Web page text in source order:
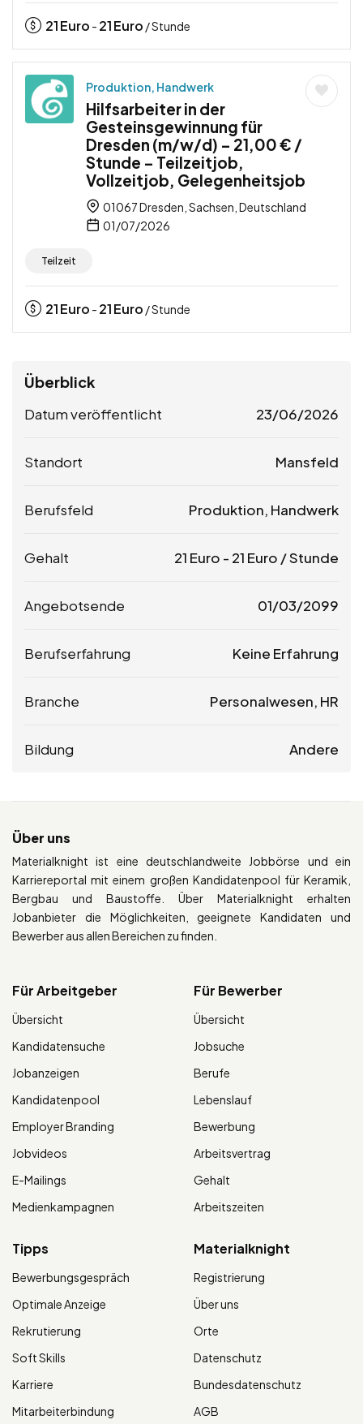
21Euro - 21Euro / Stunde
Produktion, Handwerk
Hilfsarbeiter in der
Gesteinsgewinnung für
Dresden (m/w/d) – 21,00 € /
Stunde – Teilzeitjob,
Vollzeitjob, Gelegenheitsjob
01067 Dresden, Sachsen, Deutschland
01/07/2026
Teilzeit
21Euro - 21Euro / Stunde
Überblick
Datum veröffentlicht 23/06/2026
Standort Mansfeld
Berufsfeld Produktion, Handwerk
Gehalt 21 Euro - 21 Euro / Stunde
Angebotsende 01/03/2099
Berufserfahrung Keine Erfahrung
Branche Personalwesen, HR
Bildung Andere
Über uns
Materialknight ist eine deutschlandweite Jobbörse und ein
Karriereportal mit einem großen Kandidatenpool für Keramik,
Bergbau und Baustoffe. Über Materialknight erhalten
Jobanbieter die Möglichkeiten, geeignete Kandidaten und
Bewerber aus allen Bereichen zu finden.
Für Arbeitgeber
Übersicht
Kandidatensuche
Jobanzeigen
Kandidatenpool
Employer Branding
Jobvideos
E-Mailings
Medienkampagnen
Für Bewerber
Übersicht
Jobsuche
Berufe
Lebenslauf
Bewerbung
Arbeitsvertrag
Gehalt
Arbeitszeiten
Tipps
Bewerbungsgespräch
Optimale Anzeige
Rekrutierung
Soft Skills
Karriere
Mitarbeiterbindung
Materialknight
Registrierung
Über uns
Orte
Datenschutz
Bundesdatenschutz
AGB